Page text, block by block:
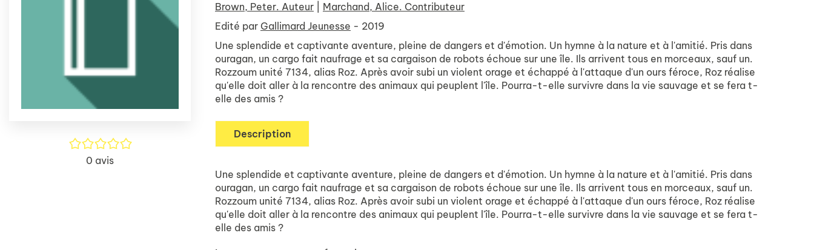
/5
0 avis
Brown, Peter. Auteur
Marchand, Alice. Contributeur
Edité par Gallimard Jeunesse - 2019
Une splendide et captivante aventure, pleine de dangers et d'émotion. Un hymne à la nature et à l'amitié. Pris dans
ouragan, un cargo fait naufrage et sa cargaison de robots échoue sur une île. Ils arrivent tous en morceaux, sauf un.
Rozzoum unité 7134, alias Roz. Après avoir subi un violent orage et échappé à l'attaque d'un ours féroce, Roz réalise
qu'elle doit aller à la rencontre des animaux qui peuplent l'île. Pourra-t-elle survivre dans la vie sauvage et se fera t-
elle des amis ?
Description
Une splendide et captivante aventure, pleine de dangers et d'émotion. Un hymne à la nature et à l'amitié. Pris dans
ouragan, un cargo fait naufrage et sa cargaison de robots échoue sur une île. Ils arrivent tous en morceaux, sauf un.
Rozzoum unité 7134, alias Roz. Après avoir subi un violent orage et échappé à l'attaque d'un ours féroce, Roz réalise
qu'elle doit aller à la rencontre des animaux qui peuplent l'île. Pourra-t-elle survivre dans la vie sauvage et se fera t-
elle des amis ?